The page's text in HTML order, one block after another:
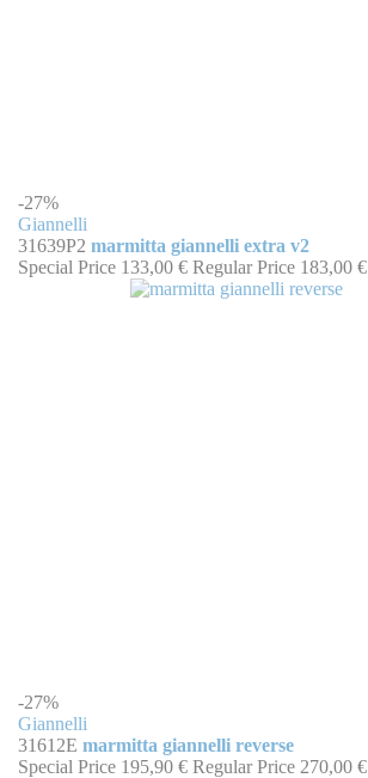
-27%
Giannelli
31639P2 marmitta giannelli extra v2
Special Price 133,00 € Regular Price 183,00 €
-27%
Giannelli
31612E marmitta giannelli reverse
Special Price 195,90 € Regular Price 270,00 €